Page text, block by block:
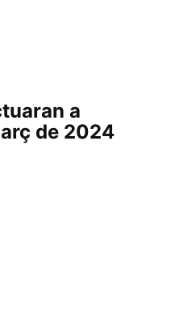
a
de 2024